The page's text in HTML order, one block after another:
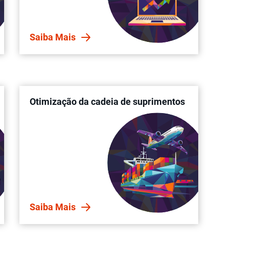
Saiba Mais
Otimização da cadeia de suprimentos
Saiba Mais